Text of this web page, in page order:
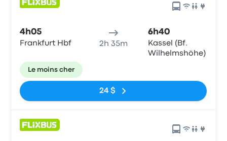
4h05
Frankfurt Hbf 2h 35m
6h40
Kassel (Bf.
Wilhelmshöhe)
Le moins cher
24 $